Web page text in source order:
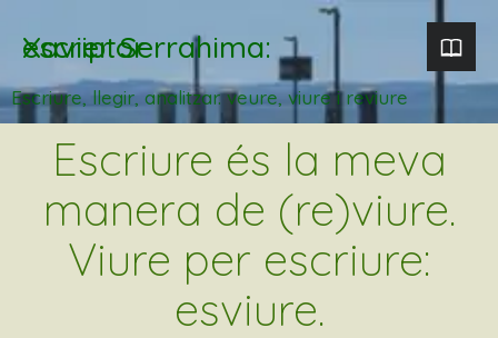
Xavier Serrahima: escriptor
Escriure, llegir, analitzar. veure, viure i reviure
Escriure és la meva
manera de (re)viure.
Viure per escriure:
esviure.